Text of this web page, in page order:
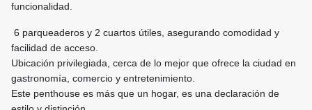
funcionalidad.
6 parqueaderos y 2 cuartos útiles, asegurando comodidad y
facilidad de acceso.
Ubicación privilegiada, cerca de lo mejor que ofrece la ciudad en
gastronomía, comercio y entretenimiento.
Este penthouse es más que un hogar, es una declaración de